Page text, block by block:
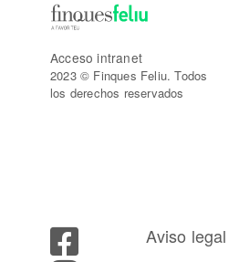
Acceso intranet
2023 © Finques Feliu. Todos
los derechos reservados
Aviso legal